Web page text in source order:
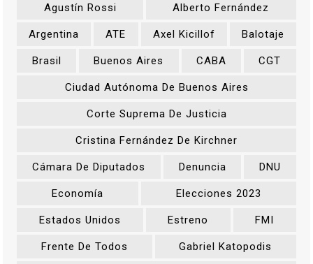
Agustín Rossi Alberto Fernández
Argentina ATE Axel Kicillof Balotaje
Brasil Buenos Aires CABA CGT
Ciudad Autónoma De Buenos Aires
Corte Suprema De Justicia
Cristina Fernández De Kirchner
Cámara De Diputados Denuncia DNU
Economía Elecciones 2023
Estados Unidos Estreno FMI
Frente De Todos Gabriel Katopodis